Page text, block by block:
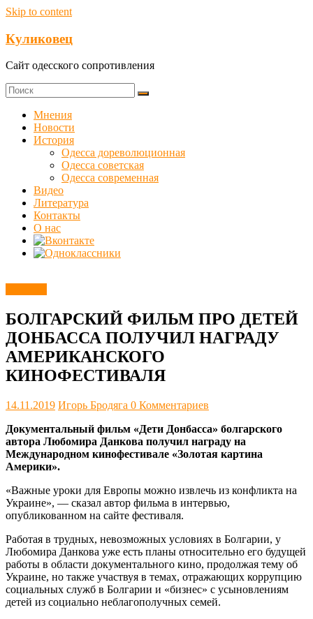
Skip to content
Куликовец
Сайт одесского сопротивления
Мнения
Новости
История
Одесса дореволюционная
Одесса советская
Одесса современная
Видео
Литература
Контакты
О нас
БОЛГАРСКИЙ ФИЛЬМ ПРО ДЕТЕЙ
ДОНБАССА ПОЛУЧИЛ НАГРАДУ
АМЕРИКАНСКОГО
КИНОФЕСТИВАЛЯ
14.11.2019 Игорь Бродяга 0 Комментариев
Документальный фильм «Дети Донбасса» болгарского
автора Любомира Данкова получил награду на
Международном кинофестивале «Золотая картина
Америки».
«Важные уроки для Европы можно извлечь из конфликта на
Украине», — сказал автор фильма в интервью,
опубликованном на сайте фестиваля.
Работая в трудных, невозможных условиях в Болгарии, у
Любомира Данкова уже есть планы относительно его будущей
работы в области документального кино, продолжая тему об
Украине, но также участвуя в темах, отражающих коррупцию
социальных служб в Болгарии и «бизнес» с усыновлениям
детей из социально неблагополучных семей.